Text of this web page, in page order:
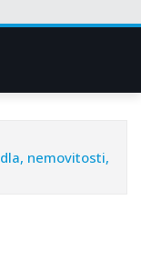
nemovitosti,